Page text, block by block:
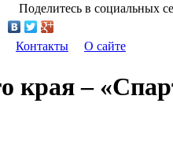
Поделитесь в социальных
Контакты О сайте
края –